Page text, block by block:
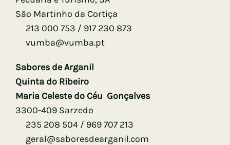
São Martinho da Cortiça
213 000 753 / 917 230 873
vumba@vumba.pt
Sabores de Arganil
Quinta do Ribeiro
Maria Celeste do Céu Gonçalves
3300-409 Sarzedo
235 208 504 / 969 707 213
geral@saboresdearganil.com